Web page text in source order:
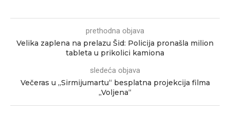
prethodna objava
Velika zaplena na prelazu Šid: Policija pronašla milion
tableta u prikolici kamiona
sledeća objava
Večeras u „Sirmijumartu“ besplatna projekcija filma
„Voljena“